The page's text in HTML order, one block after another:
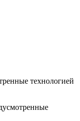
технологией